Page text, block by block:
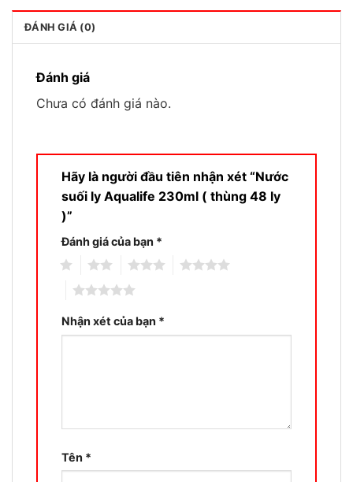
ĐÁNH GIÁ (0)
Đánh giá
Chưa có đánh giá nào.
Hãy là người đầu tiên nhận xét “Nước
suối ly Aqualife 230ml ( thùng 48 ly
)”
Đánh giá của bạn *
Nhận xét của bạn *
Tên *